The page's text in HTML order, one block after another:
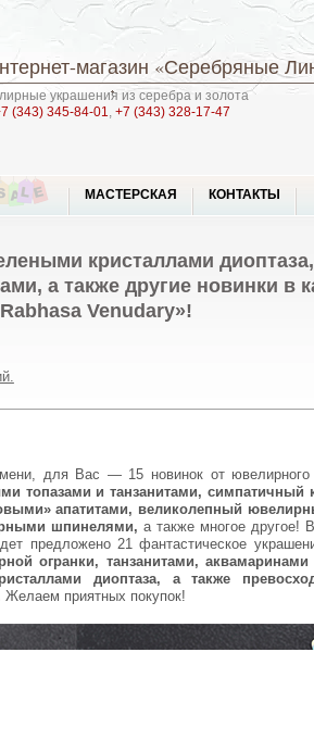
магазин «Серебряные
украшения из серебра и золота
(343) 345-84-01, +7 (343) 328-17-47
МАСТЕРСКАЯ КОНТАКТЫ
кристаллами
а также другие новинки в
Venudary»!
для Вас — 15 новинок от
топазами и танзанитами, симпатичный
апатитами, великолепный
шпинелями, а также многое другое!
предложено 21 фантастическое
огранки, танзанитами,
диоптаза, а также
Желаем приятных покупок!